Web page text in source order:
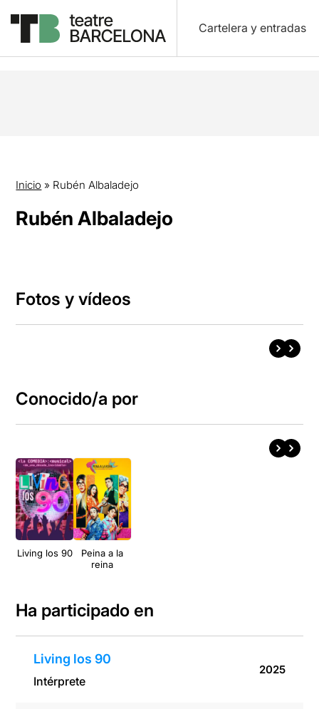
Cartelera y entradas
Inicio » Rubén Albaladejo
Rubén Albaladejo
Fotos y vídeos
Conocido/a por
Living los 90
Peina a la
reina
Ha participado en
Living los 90
Intérprete
2025